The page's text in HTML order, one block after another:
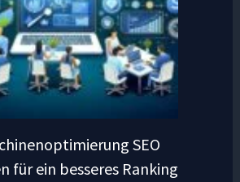
SEO
für ein besseres Ranking